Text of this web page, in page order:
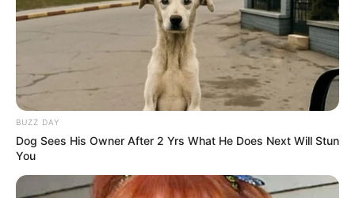
[wp-rss-aggregator id="2"]
Ви пропустили
BUZZ DAY
Dog Sees His Owner After 2 Yrs What He Does Next Will Stun
You